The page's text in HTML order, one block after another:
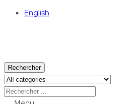
English
Rechercher